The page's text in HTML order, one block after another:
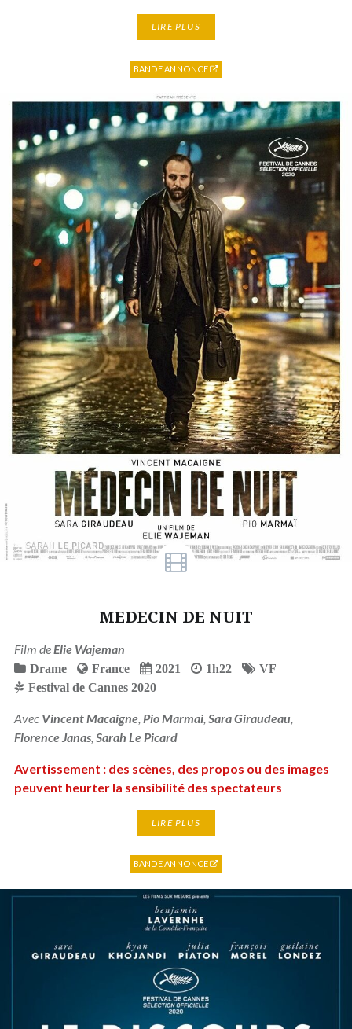
LIRE PLUS
BANDE ANNONCE
MEDECIN DE NUIT
Film deElie Wajeman
Drame France 2021 1h22
VF
Festival de Cannes 2020
Avec Vincent Macaigne, Pio Marmai, Sara Giraudeau,
Florence Janas, Sarah Le Picard
Avertissement : des scènes, des propos ou des images
peuvent heurter la sensibilité des spectateurs
LIRE PLUS
BANDE ANNONCE